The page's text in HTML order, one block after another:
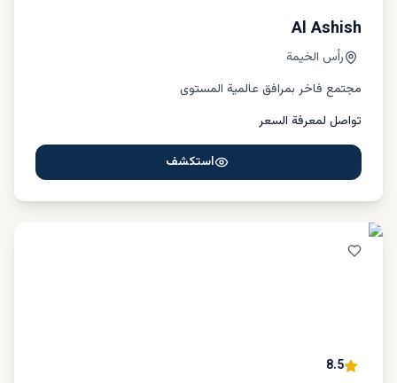
Al Ashish
رأس الخيمة
مجتمع فاخر بمرافق عالمية المستوى
تواصل لمعرفة السعر
استكشف
8.5